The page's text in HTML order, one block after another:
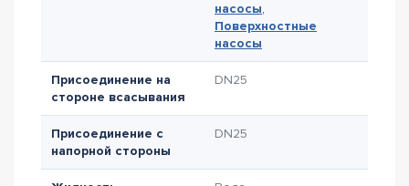
насосы,
Поверхностные
насосы
Присоединение на
стороне всасывания
DN25
Присоединение с
напорной стороны
DN25